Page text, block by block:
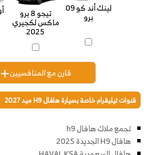
لينك أند كو 09
برو تيجو 8 برو
ماكس لكجيري
2025
قارن مع المنافسيين
قنوات تيليقرام خاصة بسيارة هافال H9 ميد 2027
تجمع ملاك هافال h9
هافال H9 الجديدة 2025